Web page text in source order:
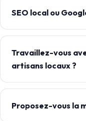
SEO local ou
Travaillez-vous
artisans locaux ?
Proposez-vous la